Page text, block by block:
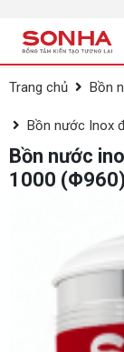
/var/www/html/
Trang chủ Bồn
Bồn nước Inox
Bồn nước
1000 (Φ960)